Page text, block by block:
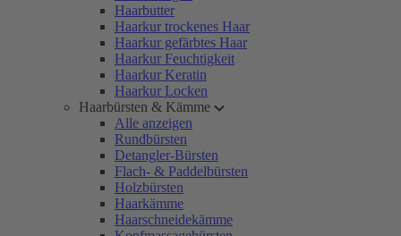
Haarbutter
Haarkur trockenes Haar
Haarkur gefärbtes Haar
Haarkur Feuchtigkeit
Haarkur Keratin
Haarkur Locken
Haarbürsten & Kämme
Alle anzeigen
Rundbürsten
Detangler-Bürsten
Flach- & Paddelbürsten
Holzbürsten
Haarkämme
Haarschneidekämme